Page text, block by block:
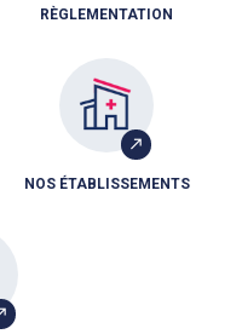
RÈGLEMENTATION
NOS ÉTABLISSEMENTS